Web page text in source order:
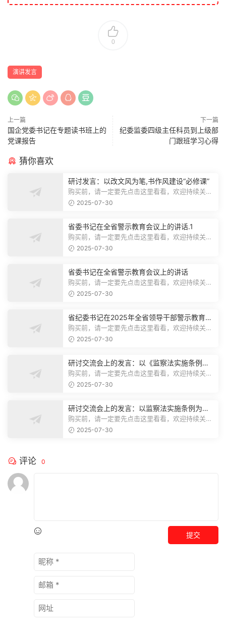
0
演讲发言
上一篇
国企党委书记在专题读书班上的
党课报告
下一篇
纪委监委四级主任科员到上级部
门跟班学习心得
猜你喜欢
研讨发言：以改文风为笔,书作风建设“必修课”
购买前，请一定要先点击这里看看，欢迎持续关
注，精彩模板每天推送预览结束，本文...
2025-07-30
省委书记在全省警示教育会议上的讲话.1
购买前，请一定要先点击这里看看，欢迎持续关
注，精彩模板每天推送预览结束，本文...
2025-07-30
省委书记在全省警示教育会议上的讲话
购买前，请一定要先点击这里看看，欢迎持续关
注，精彩模板每天推送预览结束，本文...
2025-07-30
省纪委书记在2025年全省领导干部警示教育会
上的讲话.1
购买前，请一定要先点击这里看看，欢迎持续关
注，精彩模板每天推送预览结束，本文...
2025-07-30
研讨交流会上的发言：以《监察法实施条例》
为纲,推动巡察工作高质量发展
购买前，请一定要先点击这里看看，欢迎持续关
注，精彩模板每天推送预览结束，本文...
2025-07-30
研讨交流会上的发言：以监察法实施条例为纲
推动巡察工作高质量发展
购买前，请一定要先点击这里看看，欢迎持续关
注，精彩模板每天推送预览结束，本文...
2025-07-30
评论 0
提交